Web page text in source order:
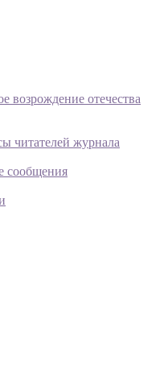
возрождение отечества
читателей журнала
сообщения